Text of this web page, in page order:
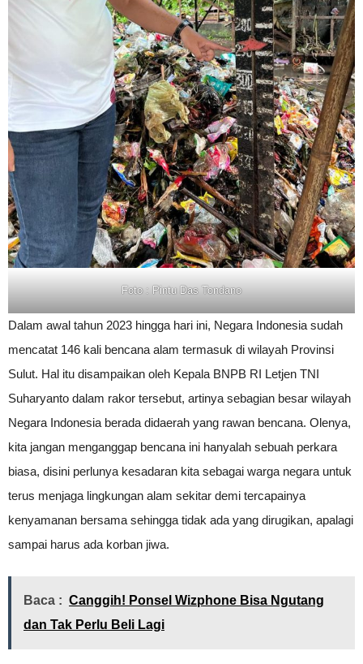
Foto : Pintu Das Tondano
Dalam awal tahun 2023 hingga hari ini, Negara Indonesia sudah
mencatat 146 kali bencana alam termasuk di wilayah Provinsi
Sulut. Hal itu disampaikan oleh Kepala BNPB RI Letjen TNI
Suharyanto dalam rakor tersebut, artinya sebagian besar wilayah
Negara Indonesia berada didaerah yang rawan bencana. Olenya,
kita jangan menganggap bencana ini hanyalah sebuah perkara
biasa, disini perlunya kesadaran kita sebagai warga negara untuk
terus menjaga lingkungan alam sekitar demi tercapainya
kenyamanan bersama sehingga tidak ada yang dirugikan, apalagi
sampai harus ada korban jiwa.
Baca : Canggih! Ponsel Wizphone Bisa Ngutang
dan Tak Perlu Beli Lagi